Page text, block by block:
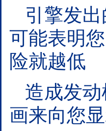
引擎发
可能表明
险就越低
造成发
画来向您